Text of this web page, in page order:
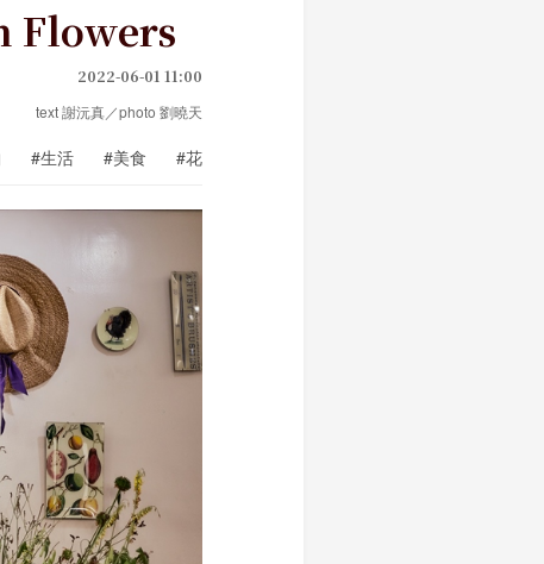
Flowers
2022-06-01 11:00
text 謝沅真／photo 劉曉天
#生活 #美食 #花